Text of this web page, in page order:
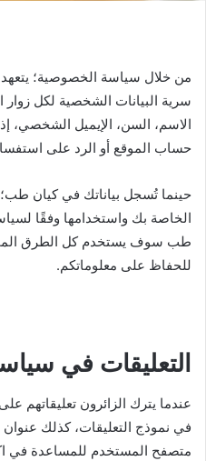
من خلال سياسة الخصوصية؛
سرية البيانات الشخصية لكل زوار
الاسم، السن، الإيميل الشخصي،
حساب الموقع أو الرد على
حينما تُسجل بياناتك في كيان
الخاصة بك واستخدامها وفقًا
طب سوف يستخدم كل الطرق
للحفاظ على معلوماتكم.
التعليقات في
عندما يترك الزائرون تعليقاتهم
متصفح المستخدم للمساعدة في